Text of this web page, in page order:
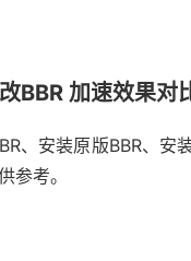
BBR 加速效果对
、安装原版BBR、
参考。